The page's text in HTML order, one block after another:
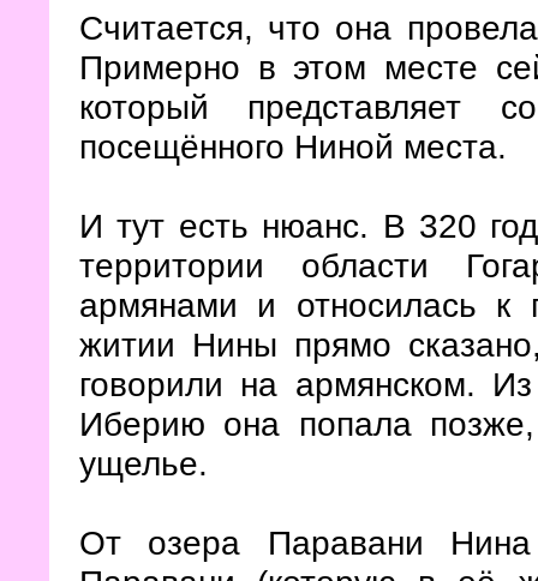
Считается, что она
Примерно в этом месте
который представляет
посещённого Ниной места.
И тут есть нюанс. В 320
территории области
армянами и относилась к
житии Нины прямо
говорили на армянском.
Иберию она попала
ущелье.
От озера Паравани